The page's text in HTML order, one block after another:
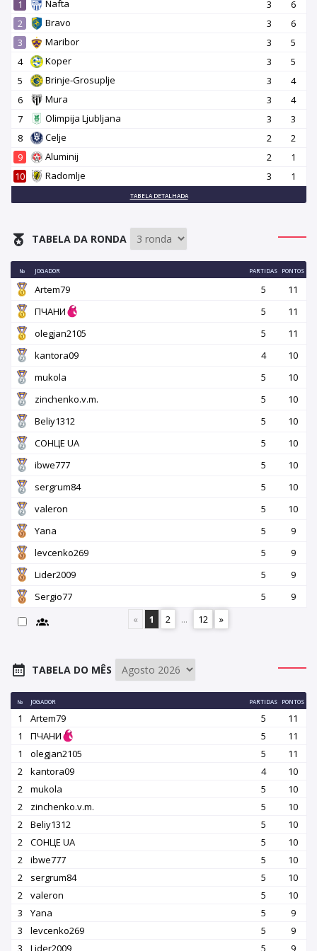
1 Nafta 3
6
2
Bravo 3
6
3
Maribor 3
5
4
Koper 3
5
5
Brinje-Grosuplje 3
4
6
Mura 3
4
7
Olimpija Ljubljana 3
3
8
Celje 2
2
9
Aluminij 2
1
10
Radomlje 3 1
TABELA DETALHADA
TABELA DA RONDA
№ JOGADOR PARTIDAS PONTOS
Artem79 5
11
ПЧАНИ
5
11
olegjan2105
5
11
kantora09
4
10
mukola
5
10
zinchenko.v.m.
5
10
Beliy1312
5
10
СОНЦЕ UA
5
10
ibwe777
5
10
sergrum84
5
10
valeron
5
10
Yana
5
9
levcenko269
5
9
Lider2009
5
9
Sergio77
5
9
«
1 2 ... 12 »
TABELA DO MÊS
№ JOGADOR PARTIDAS PONTOS
1 Artem79 5
11
1
ПЧАНИ 5
11
1
olegjan2105 5
11
2
kantora09 4
10
2
mukola 5
10
2
zinchenko.v.m. 5
10
2
Beliy1312 5
10
2
СОНЦЕ UA 5
10
2
ibwe777 5
10
2
sergrum84 5
10
2
valeron 5
10
3
Yana 5
9
3
levcenko269 5
9
3
Lider2009 5 9